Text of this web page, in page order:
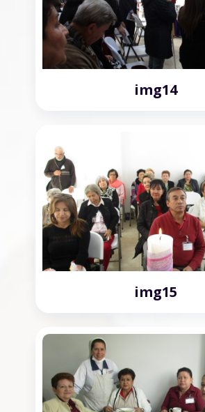
img14
img15